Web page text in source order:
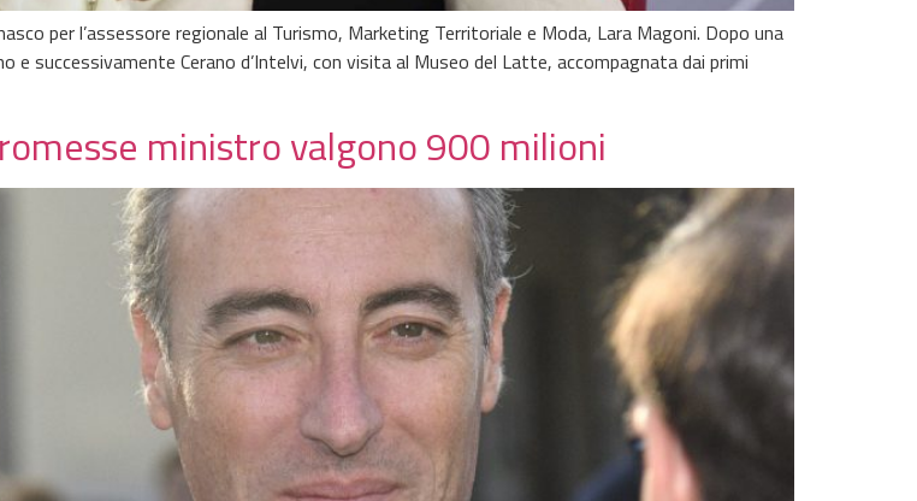
per l’assessore regionale al Turismo, Marketing Territoriale e Moda, Lara Magoni. Dopo una
e successivamente Cerano d’Intelvi, con visita al Museo del Latte, accompagnata dai primi
ministro valgono 900 milioni